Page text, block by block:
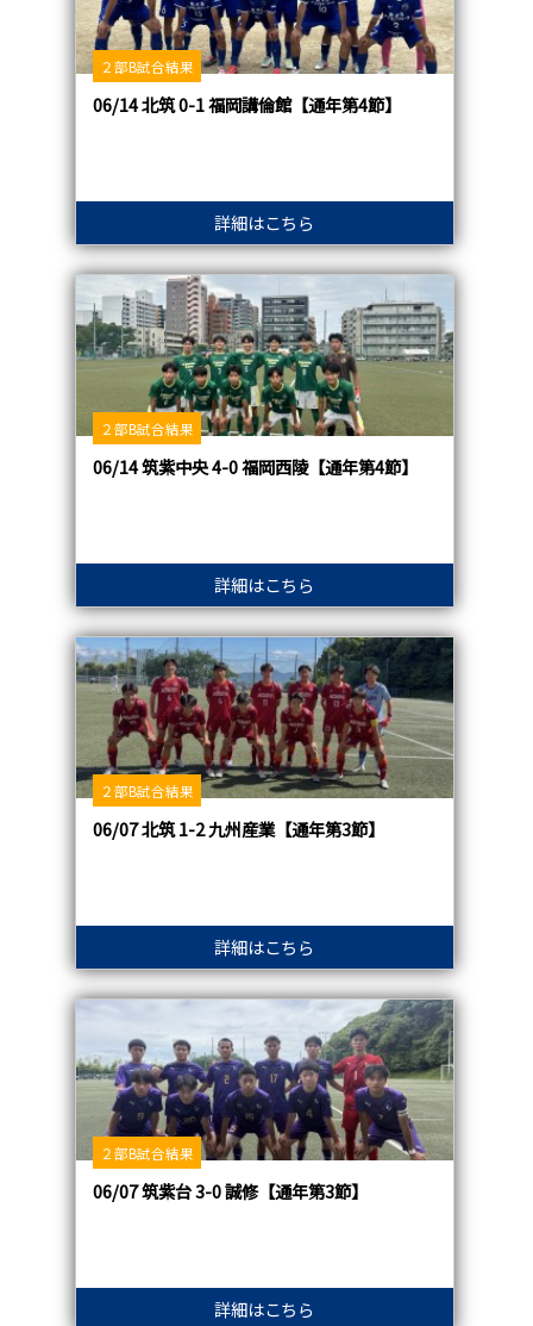
２部B試合結果
06/14 北筑 0-1 福岡講倫館【通年第4節】
詳細はこちら
２部B試合結果
06/14 筑紫中央 4-0 福岡西陵【通年第4節】
詳細はこちら
２部B試合結果
06/07 北筑 1-2 九州産業【通年第3節】
詳細はこちら
２部B試合結果
06/07 筑紫台 3-0 誠修【通年第3節】
詳細はこちら